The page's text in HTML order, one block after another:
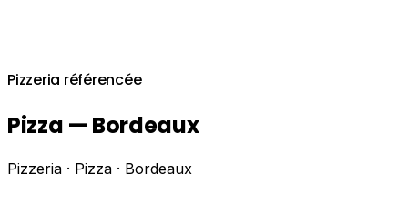
Pizzeria référencée
Pizza — Bordeaux
Pizzeria · Pizza · Bordeaux